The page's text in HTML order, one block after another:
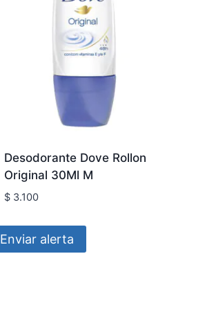
Desodorante Dove Rollon
Original 30Ml M
$ 3.100
Enviar alerta